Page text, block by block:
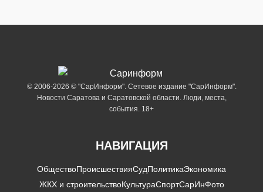
© 2006-2026 © "СарИнформ". Сетевое издание "СарИнформ".
Новости Саратова и Саратовской области. Люди, места,
события. 18+
НАВИГАЦИЯ
ОбществоПроисшествияСудПолитикаЭкономика
ЖКХ и строительствоКультураСпортСарИнФото